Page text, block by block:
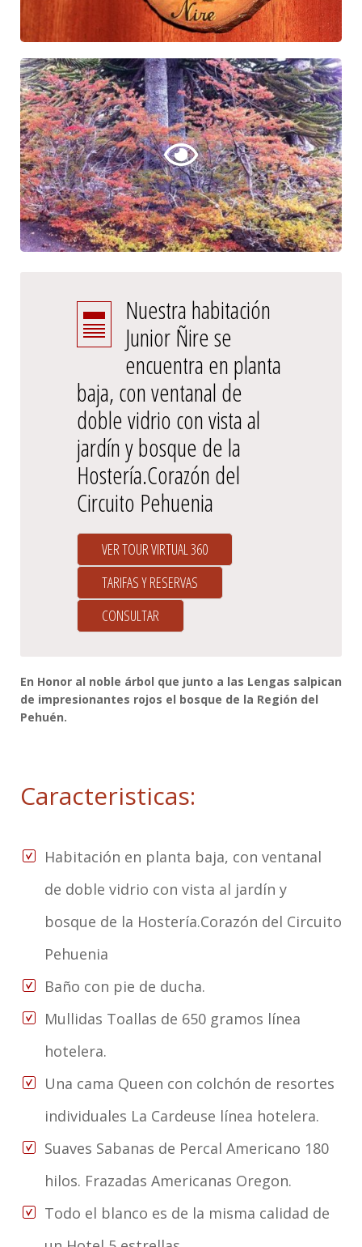
Nuestra habitación
Junior Ñire se
encuentra en planta
baja, con ventanal de
doble vidrio con vista al
jardín y bosque de la
Hostería.Corazón del
Circuito Pehuenia
VER TOUR VIRTUAL 360
TARIFAS Y RESERVAS
CONSULTAR
En Honor al noble árbol que junto a las Lengas salpican
de impresionantes rojos el bosque de la Región del
Pehuén.
Caracteristicas:
Habitación en planta baja, con ventanal
de doble vidrio con vista al jardín y
bosque de la Hostería.Corazón del Circuito
Pehuenia
Baño con pie de ducha.
Mullidas Toallas de 650 gramos línea
hotelera.
Una cama Queen con colchón de resortes
individuales La Cardeuse línea hotelera.
Suaves Sabanas de Percal Americano 180
hilos. Frazadas Americanas Oregon.
Todo el blanco es de la misma calidad de